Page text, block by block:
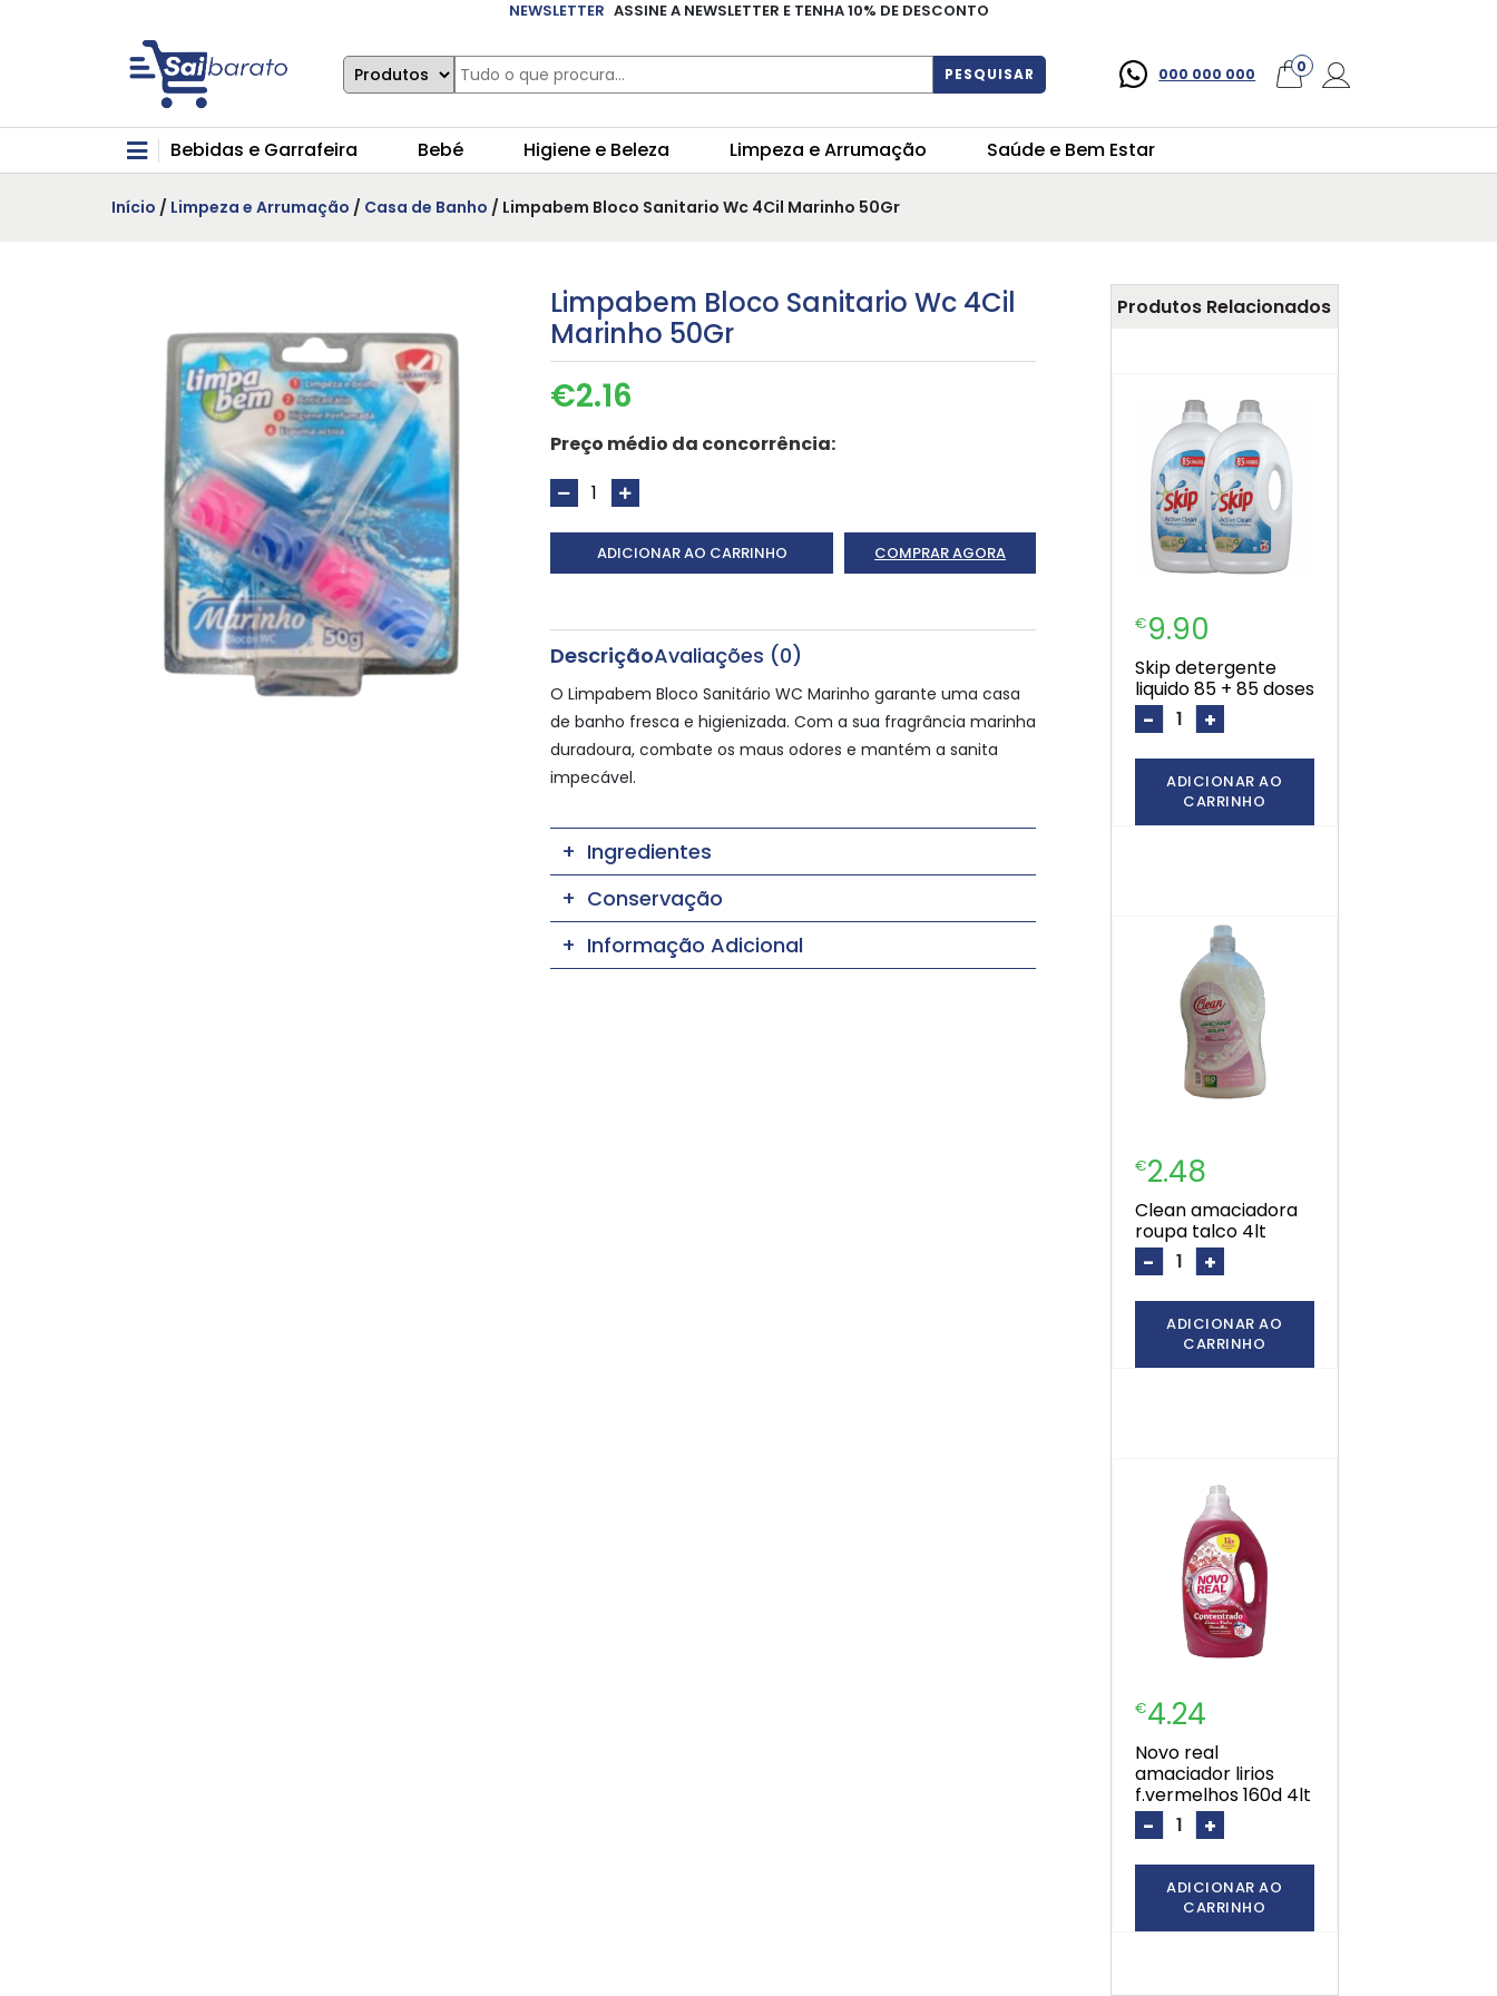
NEWSLETTER ASSINE A NEWSLETTER E TENHA 10% DE DESCONTO
PESQUISAR 000 000 000 0
Bebidas e Garrafeira Bebé Higiene e Beleza Limpeza e Arrumação Saúde e Bem Estar
Início / Limpeza e Arrumação / Casa de Banho / Limpabem Bloco Sanitario Wc 4Cil Marinho 50Gr
Limpabem Bloco Sanitario Wc 4Cil
Marinho 50Gr
€2.16
Preço médio da concorrência:
ADICIONAR AO CARRINHO COMPRAR AGORA
DescriçãoAvaliações (0)
O Limpabem Bloco Sanitário WC Marinho garante uma casa
de banho fresca e higienizada. Com a sua fragrância marinha
duradoura, combate os maus odores e mantém a sanita
impecável.
Ingredientes
Conservação
Informação Adicional
Produtos Relacionados
€9.90
skip detergente
liquido 85 + 85 doses
- +
ADICIONAR AO
CARRINHO
€2.48
clean amaciadora
roupa talco 4lt
- +
ADICIONAR AO
CARRINHO
€4.24
novo real
amaciador lirios
f.vermelhos 160d 4lt
- +
ADICIONAR AO
CARRINHO